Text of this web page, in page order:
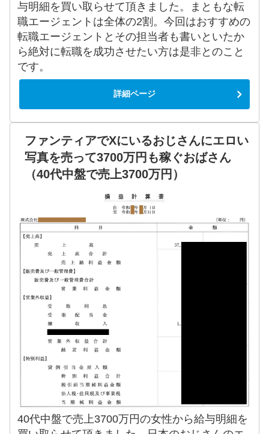
与明細を買い取らせて頂きました。まともな転
職エージェントは全体の2割。今回はおすすめの
転職エージェントとその担当者も書いといたか
ら絶対に転職を成功させたい方は是非とのこと
です。
詳細ページ
ファンティアでXにいるおじさんにエロい
写真を売って3700万円も稼ぐおばさん
（40代中盤で売上3700万円）
40代中盤で売上3700万円の女性から給与明細を